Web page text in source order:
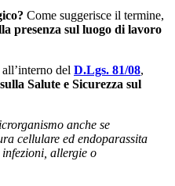
Come suggerisce il termine,
presenza sul luogo di lavoro
del D.Lgs. 81/08,
Salute e Sicurezza sul
anche se
cellulare ed endoparassita
allergie o